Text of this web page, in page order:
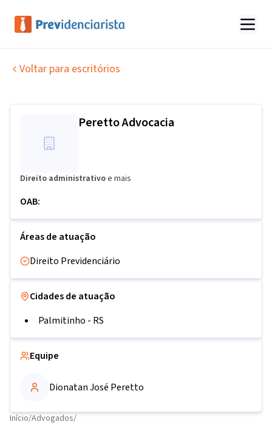
Voltar para escritórios
Peretto Advocacia
Direito administrativoe mais
OAB:
Áreas de atuação
Direito Previdenciário
Cidades de atuação
Palmitinho - RS
Equipe
Dionatan José Peretto
Início/Advogados/